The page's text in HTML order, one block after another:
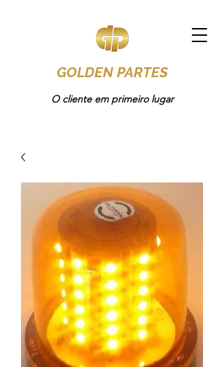
GOLDEN PARTES
O cliente em primeiro lugar